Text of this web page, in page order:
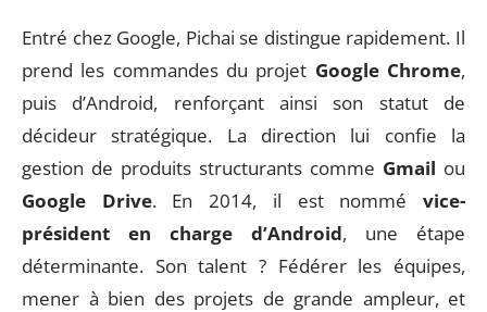
Entré chez Google, Pichai se distingue rapidement. Il
prend les commandes du projet Google Chrome,
puis d’Android, renforçant ainsi son statut de
décideur stratégique. La direction lui confie la
gestion de produits structurants comme Gmail ou
Google Drive. En 2014, il est nommévice-
président en charge d’Android, une étape
déterminante. Son talent ? Fédérer les équipes,
mener à bien des projets de grande ampleur, et